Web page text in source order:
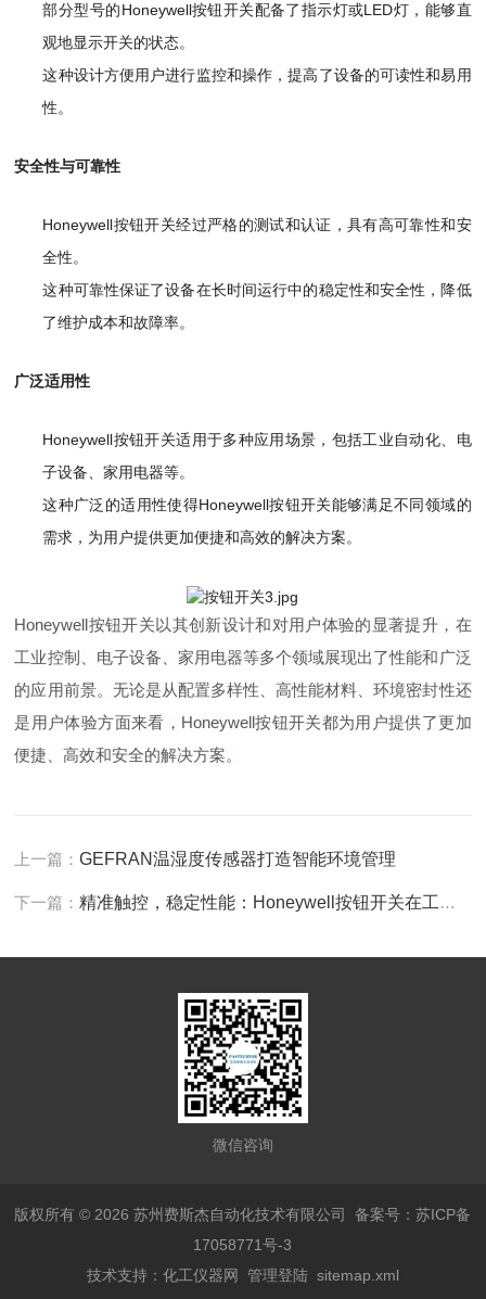
部分型号的Honeywell按钮开关配备了指示灯或LED灯，能够直
观地显示开关的状态。
这种设计方便用户进行监控和操作，提高了设备的可读性和易用
性。
安全性与可靠性
Honeywell按钮开关经过严格的测试和认证，具有高可靠性和安
全性。
这种可靠性保证了设备在长时间运行中的稳定性和安全性，降低
了维护成本和故障率。
广泛适用性
Honeywell按钮开关适用于多种应用场景，包括工业自动化、电
子设备、家用电器等。
这种广泛的适用性使得Honeywell按钮开关能够满足不同领域的
需求，为用户提供更加便捷和高效的解决方案。
Honeywell按钮开关以其创新设计和对用户体验的显著提升，在
工业控制、电子设备、家用电器等多个领域展现出了性能和广泛
的应用前景。无论是从配置多样性、高性能材料、环境密封性还
是用户体验方面来看，Honeywell按钮开关都为用户提供了更加
便捷、高效和安全的解决方案。
上一篇：GEFRAN温湿度传感器打造智能环境管理
下一篇：精准触控，稳定性能：Honeywell按钮开关在工业领域的应用
微信咨询
版权所有 © 2026 苏州费斯杰自动化技术有限公司备案号：苏ICP备
17058771号-3
技术支持： 化工仪器网 管理登陆 sitemap.xml